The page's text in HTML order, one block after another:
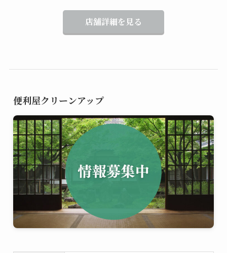
店舗詳細を見る
便利屋クリーンアップ